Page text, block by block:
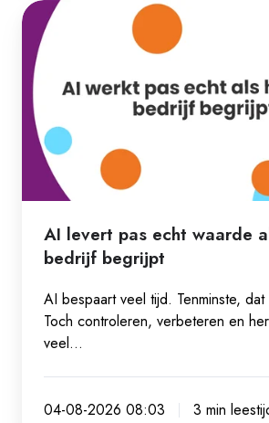
AI
levert
pas
echt
waarde
als
begrijpt
AI levert pas echt waarde
bedrijf begrijpt
AI bespaart veel tijd. Tenminste,
Toch controleren, verbeteren en
veel…
04-08-2026 08:03 3 min